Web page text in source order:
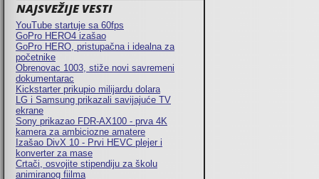
NAJSVEŽIJE VESTI
YouTube startuje sa 60fps
GoPro HERO4 izašao
GoPro HERO, pristupačna i idealna za
početnike
Obrenovac 1003, stiže novi savremeni
dokumentarac
Kickstarter prikupio milijardu dolara
LG i Samsung prikazali savijajuće TV
ekrane
Sony prikazao FDR-AX100 - prva 4K
kamera za ambiciozne amatere
Izašao DivX 10 - Prvi HEVC plejer i
konverter za mase
Crtači, osvojite stipendiju za školu
animiranog fiilma